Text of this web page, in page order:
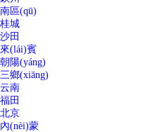
南區(qū)
桂城
沙田
來(lái)賓
朝陽(yáng)
三鄉(xiāng)
云南
福田
北京
內(nèi)蒙